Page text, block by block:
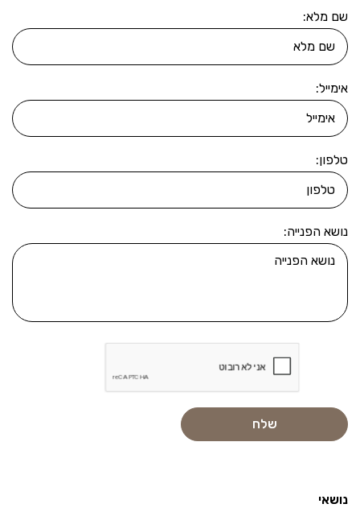
שם מלא:
אימייל:
טלפון:
נושא הפנייה:
נושאי